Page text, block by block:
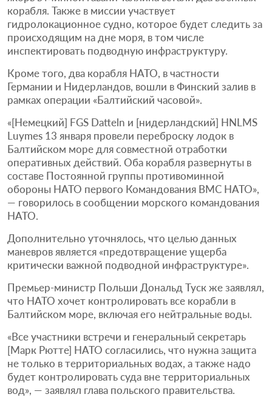
корабля. Также в миссии участвует
гидролокационное судно, которое будет следить за
происходящим на дне моря, в том числе
инспектировать подводную инфраструктуру.
Кроме того, два корабля НАТО, в частности
Германии и Нидерландов, вошли в Финский залив в
рамках операции «Балтийский часовой».
«[Немецкий] FGS Datteln и [нидерландский] HNLMS
Luymes 13 января провели переброску лодок в
Балтийском море для совместной отработки
оперативных действий. Оба корабля развернуты в
составе Постоянной группы противоминной
обороны НАТО первого Командования ВМС НАТО»,
— говорилось в сообщении морского командования
НАТО.
Дополнительно уточнялось, что целью данных
маневров является «предотвращение ущерба
критически важной подводной инфраструктуре».
Премьер-министр Польши Дональд Туск же заявлял,
что НАТО хочет контролировать все корабли в
Балтийском море, включая его нейтральные воды.
«Все участники встречи и генеральный секретарь
[Марк Рютте] НАТО согласились, что нужна защита
не только в территориальных водах, а также надо
будет контролировать суда вне территориальных
вод», — заявлял глава польского правительства.